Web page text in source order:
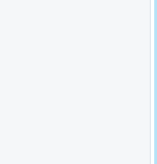
năm 2024